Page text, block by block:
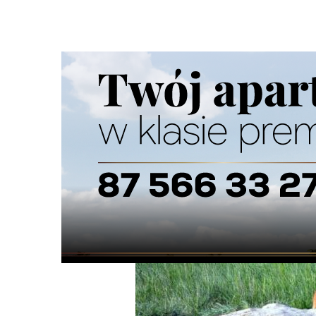
Ścieżka
nawigacyjna
Strona główna
Z ŻYCIA MIASTA 02/07/2026/ 5 Komentarzy
Dzikie zwierzęta w Suwałkach - apel